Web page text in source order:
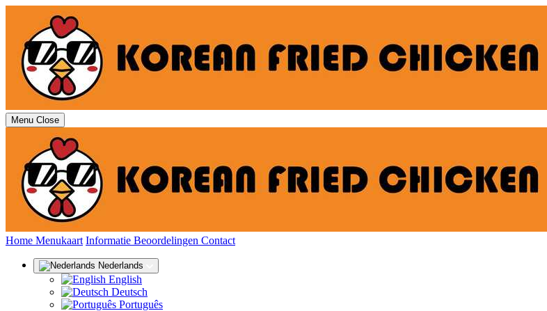
Menu Close
Home (huidige)
Menukaart Informatie Beoordelingen Contact
Nederlands
English
Deutsch
Português